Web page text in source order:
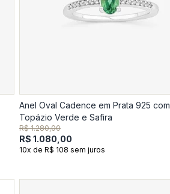
Anel Oval Cadence em Prata 925 com
Topázio Verde e Safira
R$ 1.280,00
R$ 1.080,00
10x de R$ 108 sem juros